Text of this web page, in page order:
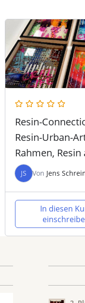
Resin-
Resin-Urban-
Rahmen, Resin
Holzmalkörper
JS Von Jens
In diesen